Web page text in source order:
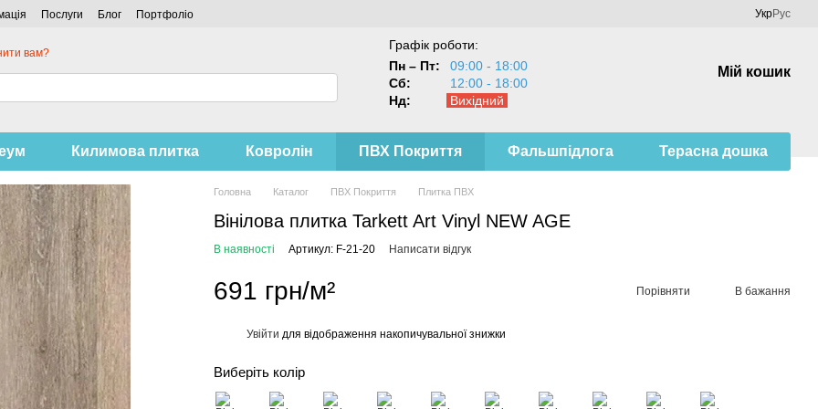
Послуги Блог Портфоліо УкрРус
вам?
Графік роботи:
Пн – Пт:
09:00 - 18:00
Сб:
12:00 - 18:00
Нд:
Вихідний
Мій кошик
Килимова плитка Ковролін ПВХ Покриття Фальшпідлога Терасна дошка
Головна Каталог ПВХ Покриття Плитка ПВХ
Вінілова плитка Tarkett Art Vinyl NEW AGE
В наявності Артикул: F-21-20 Написати відгук
691 грн/м² Порівняти В бажання
Увійти для відображення накопичувальної знижки
Виберіть колір